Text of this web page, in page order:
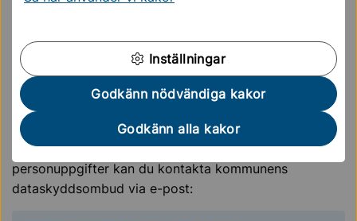
Inställningar
Godkänn nödvändiga kakor
Godkänn alla kakor
kontaktcenter@sollentuna.se
Kommunen skickar ditt registerutdrag till den adress
där du är folkbokförd.
Har du andra frågor som rör kommunens hantering av
personuppgifter kan du kontakta kommunens
dataskyddsombud via e-post: